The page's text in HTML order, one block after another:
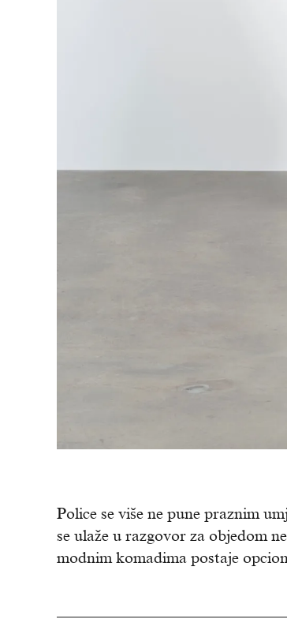
Police se više ne pune praznim
se ulaže u razgovor za objedom
modnim komadima postaje